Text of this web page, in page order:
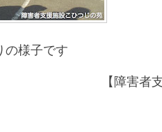
の様子です
【障害者